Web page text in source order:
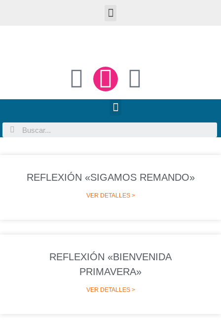
REFLEXIÓN «SIGAMOS REMANDO»
VER DETALLES >
REFLEXIÓN «BIENVENIDA
PRIMAVERA»
VER DETALLES >